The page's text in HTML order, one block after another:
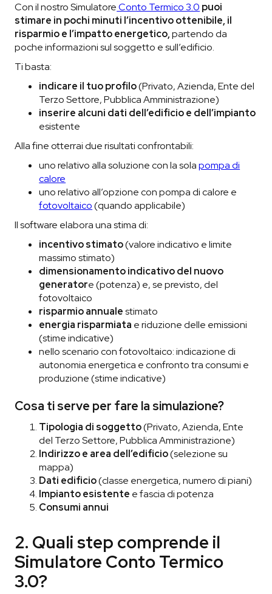
Con il nostro SimulatoreConto Termico 3.0 puoi
stimare in pochi minuti l’incentivo ottenibile, il
risparmio e l’impatto energetico,partendo da
poche informazioni sul soggetto e sull’edificio.
Ti basta:
indicare il tuo profilo(Privato, Azienda, Ente del
Terzo Settore, Pubblica Amministrazione)
inserire alcuni dati dell’edificio e dell’impianto
esistente
Alla fine otterrai due risultati confrontabili:
uno relativo alla soluzione con la solapompa di
calore
uno relativo all’opzione con pompa di calore e
fotovoltaico(quando applicabile)
Il software elabora una stima di:
incentivo stimato(valore indicativo e limite
massimo stimato)
dimensionamento indicativo del nuovo
generatore (potenza) e, se previsto, del
fotovoltaico
risparmio annualestimato
energia risparmiata e riduzione delle emissioni
(stime indicative)
nello scenario con fotovoltaico: indicazione di
autonomia energetica e confronto tra consumi e
produzione (stime indicative)
Cosa ti serve per fare la simulazione?
Tipologia di soggetto(Privato, Azienda, Ente
del Terzo Settore, Pubblica Amministrazione)
Indirizzo e area dell’edificio(selezione su
mappa)
Dati edificio(classe energetica, numero di piani)
Impianto esistente e fascia di potenza
Consumi annui
2. Quali step comprende il
Simulatore Conto Termico
3.0?